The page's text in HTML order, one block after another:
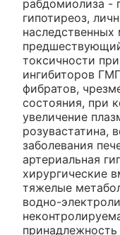
рабдомиолиза -
гипотиреоз,
токсичности
ингибиторов
фибратов,
состояния, при
увеличение
розувастатина,
заболевания
артериальная
хирургические
тяжелые
водно-